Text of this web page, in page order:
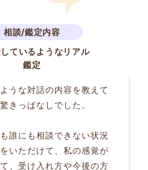
ているようなリアル
鑑定
うな対話の内容を教えて
きっぱなしでした。
誰にも相談できない状況
いただけて、私の感覚が
、受け入れ方や今後の方